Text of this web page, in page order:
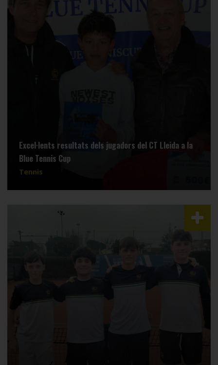
Excel·lents resultats dels jugadors del CT Lleida a la
Blue Tennis Cup
Tennis